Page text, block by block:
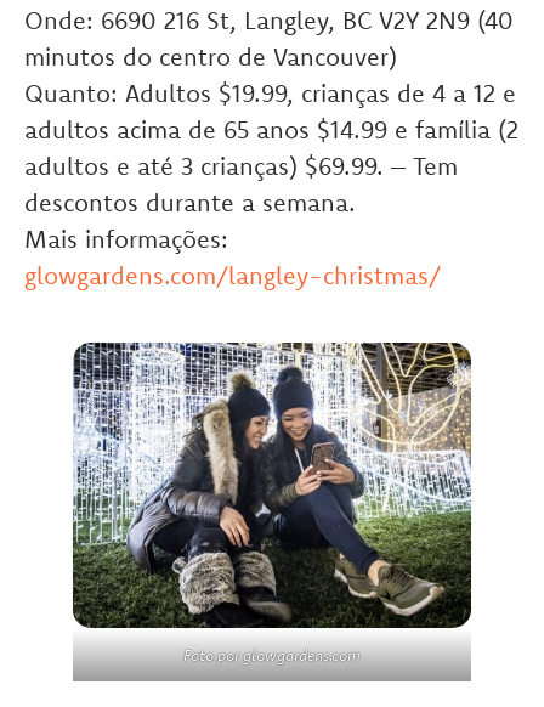
Onde: 6690 216 St, Langley, BC V2Y 2N9 (40
minutos do centro de Vancouver)
Quanto: Adultos $19.99, crianças de 4 a 12 e
adultos acima de 65 anos $14.99 e família (2
adultos e até 3 crianças) $69.99. – Tem
descontos durante a semana.
Mais informações:
glowgardens.com/langley-christmas/
Foto por glowgardens.com